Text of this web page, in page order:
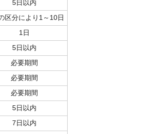
5日以内
区分により1～10日
1日
5日以内
必要期間
必要期間
必要期間
5日以内
7日以内